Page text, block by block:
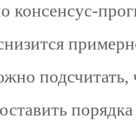
консенсус-